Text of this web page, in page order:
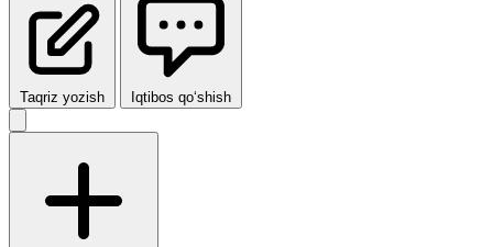
Taqriz yozish Iqtibos qo‘shish